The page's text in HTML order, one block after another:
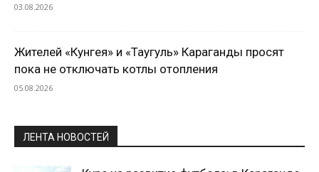
03.08.2026
Жителей «Кунгея» и «Таугуль» Караганды просят
пока не отключать котлы отопления
05.08.2026
ЛЕНТА НОВОСТЕЙ